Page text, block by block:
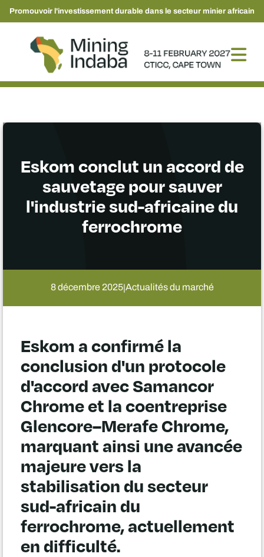
Promouvoir l'investissement durable dans le secteur minier africain
Eskom conclut un accord de
sauvetage pour sauver
l'industrie sud-africaine du
ferrochrome
8 décembre 2025|Actualités du marché
Eskom a confirmé la
conclusion d'un protocole
d'accord avec Samancor
Chrome et la coentreprise
Glencore–Merafe Chrome,
marquant ainsi une avancée
majeure vers la
stabilisation du secteur
sud-africain du
ferrochrome, actuellement
en difficulté.